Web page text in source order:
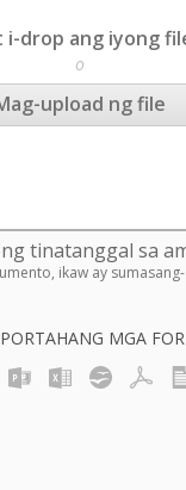
i-drop ang iyong
o
upload ng file
tinatanggal sa
ikaw ay
MGA